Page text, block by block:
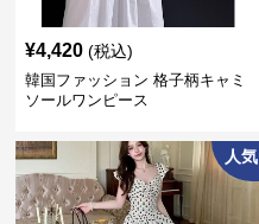
¥4,420 (税込)
韓国ファッション 格子柄キャミ
ソールワンピース
人気